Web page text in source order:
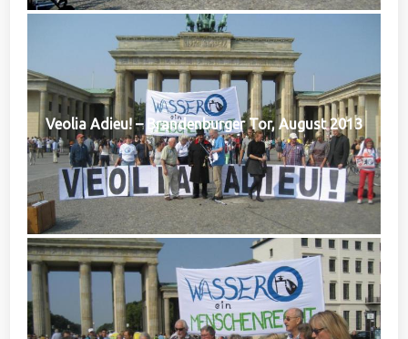
Veolia Adieu! – Brandenburger Tor, August 2013